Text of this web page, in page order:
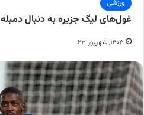
ورزشی
غول‌های لیگ جزیره به دنبال دمبله
۱۴۰۳, شهریور ۲۳